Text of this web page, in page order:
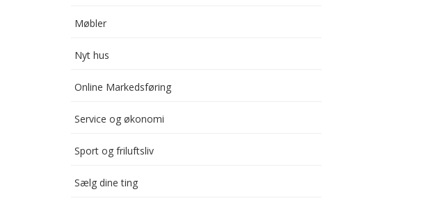
Møbler
Nyt hus
Online Markedsføring
Service og økonomi
Sport og friluftsliv
Sælg dine ting